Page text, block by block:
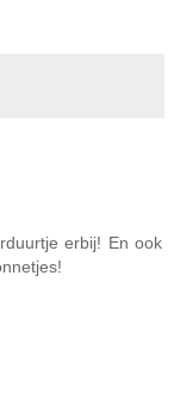
erbij! En ook